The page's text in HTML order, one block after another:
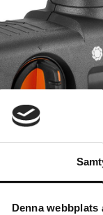
Denna webbplats